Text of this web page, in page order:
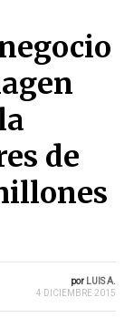
de
por LUIS A.
4 DICIEMBRE 2015